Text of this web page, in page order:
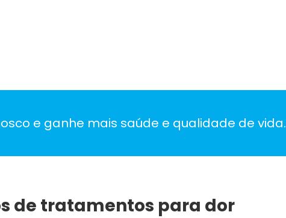
e ganhe mais saúde e qualidade de vida.
de tratamentos para dor